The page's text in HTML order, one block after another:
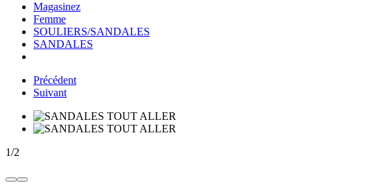
Magasinez
Femme
SOULIERS/SANDALES
SANDALES
Précédent
Suivant
1/2